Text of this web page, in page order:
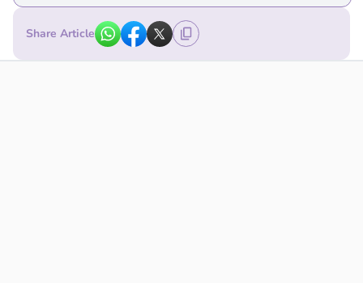
Share Article